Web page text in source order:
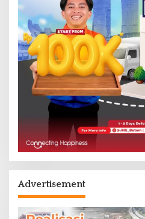
Advertisement